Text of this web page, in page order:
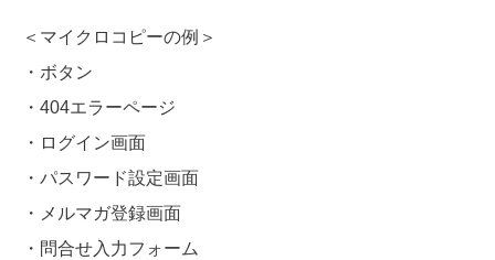
＜マイクロコピーの例＞
・ボタン
・404エラーページ
・ログイン画面
・パスワード設定画面
・メルマガ登録画面
・問合せ入力フォーム